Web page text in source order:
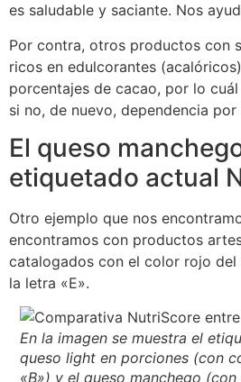
es saludable y saciante. Nos
Por contra, otros productos con
ricos en edulcorantes
porcentajes de cacao, por lo
si no, de nuevo, dependencia
El queso
etiquetado actual
Otro ejemplo que nos
encontramos con productos
catalogados con el color rojo
la letra «E».
En la imagen se muestra el
queso light en porciones (con
«B») y el queso manchego